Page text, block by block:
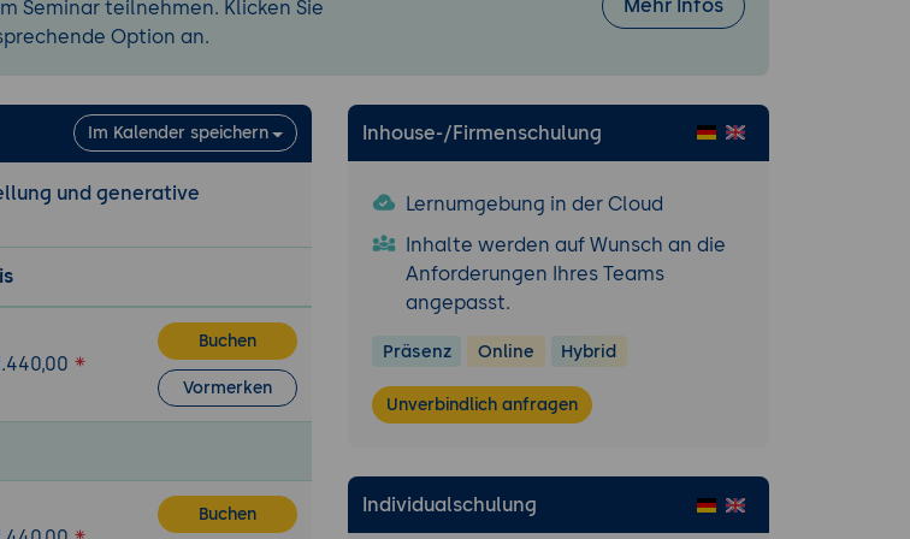
Seminar teilnehmen. Klicken Sie
Option an.
Mehr Infos
Im Kalender speichern
und generative
Buchen
Vormerken
Buchen
Inhouse-/Firmenschulung
Lernumgebung in der Cloud
Inhalte werden auf Wunsch an die
Anforderungen Ihres Teams
angepasst.
Präsenz Online Hybrid
Unverbindlich anfragen
Individualschulung